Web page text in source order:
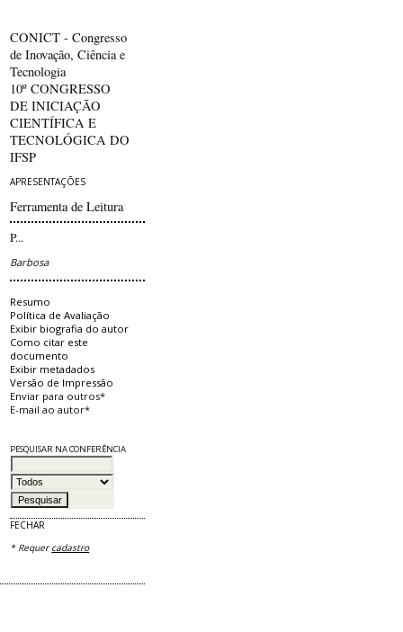
CONICT - Congresso
de Inovação, Ciência e
Tecnologia
10º CONGRESSO
DE INICIAÇÃO
CIENTÍFICA E
TECNOLÓGICA DO
IFSP
APRESENTAÇÕES
Ferramenta de Leitura
P...
Barbosa
Resumo
Política de Avaliação
Exibir biografia do autor
Como citar este
documento
Exibir metadados
Versão de Impressão
Enviar para outros*
E-mail ao autor*
PESQUISAR NA CONFERÊNCIA
FECHAR
* Requercadastro